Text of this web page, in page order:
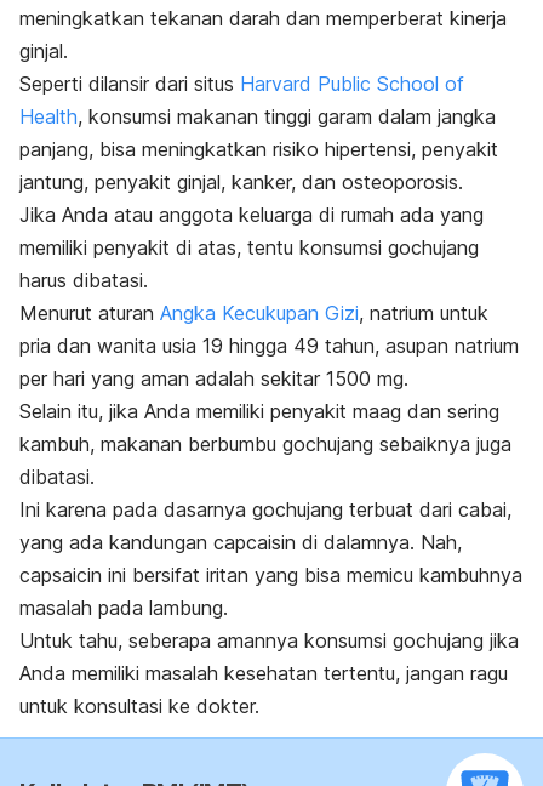
meningkatkan tekanan darah dan memperberat kinerja
ginjal.
Seperti dilansir dari situs Harvard Public School of
Health, konsumsi makanan tinggi garam dalam jangka
panjang, bisa meningkatkan risiko hipertensi, penyakit
jantung, penyakit ginjal, kanker, dan osteoporosis.
Jika Anda atau anggota keluarga di rumah ada yang
memiliki penyakit di atas, tentu konsumsi gochujang
harus dibatasi.
Menurut aturan Angka Kecukupan Gizi, natrium untuk
pria dan wanita usia 19 hingga 49 tahun, asupan natrium
per hari yang aman adalah sekitar 1500 mg.
Selain itu, jika Anda memiliki penyakit maag dan sering
kambuh, makanan berbumbu gochujang sebaiknya juga
dibatasi.
Ini karena pada dasarnya gochujang terbuat dari cabai,
yang ada kandungan capcaisin di dalamnya. Nah,
capsaicin ini bersifat iritan yang bisa memicu kambuhnya
masalah pada lambung.
Untuk tahu, seberapa amannya konsumsi gochujang jika
Anda memiliki masalah kesehatan tertentu, jangan ragu
untuk konsultasi ke dokter.